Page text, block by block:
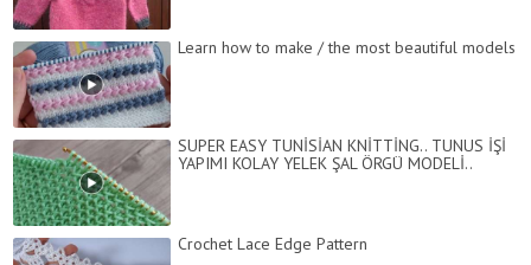
Learn how to make / the most beautiful models
SUPER EASY TUNİSİAN KNİTTİNG.. TUNUS İŞİ
YAPIMI KOLAY YELEK ŞAL ÖRGÜ MODELİ..
Crochet Lace Edge Pattern